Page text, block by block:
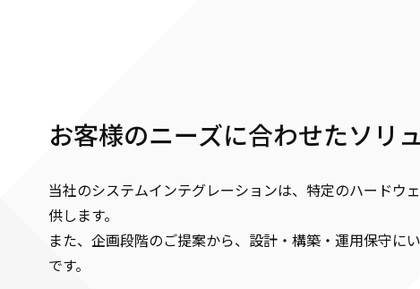
お客様のニーズに合わせたソリ
当社のシステムインテグレーションは、特定のハードウ
供します。
また、企画段階のご提案から、設計・構築・運用保守
です。